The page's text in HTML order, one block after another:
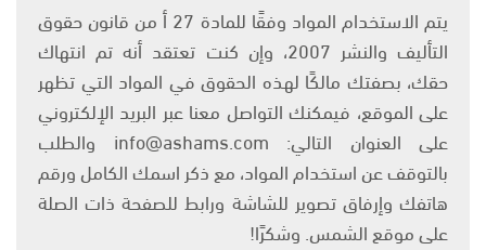
يتم الاستخدام المواد وفقًا للمادة 27 أ من قانون حقوق
التأليف والنشر 2007، وإن كنت تعتقد أنه تم انتهاك
حقك، بصفتك مالكًا لهذه الحقوق في المواد التي تظهر
على الموقع، فيمكنك التواصل معنا عبر البريد الإلكتروني
على العنوان التالي: info@ashams.com والطلب
بالتوقف عن استخدام المواد، مع ذكر اسمك الكامل ورقم
هاتفك وإرفاق تصوير للشاشة ورابط للصفحة ذات الصلة
على موقع الشمس. وشكرًا!